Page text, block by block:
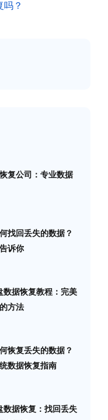
吗？
复公司：专业数据
找回丢失的数据？
诉你
数据恢复教程：完美
方法
恢复丢失的数据？
数据恢复指南
数据恢复：找回丢失